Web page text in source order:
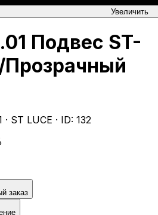
Увеличить
Подвес ST-
· ST LUCE · ID: 132
заказ